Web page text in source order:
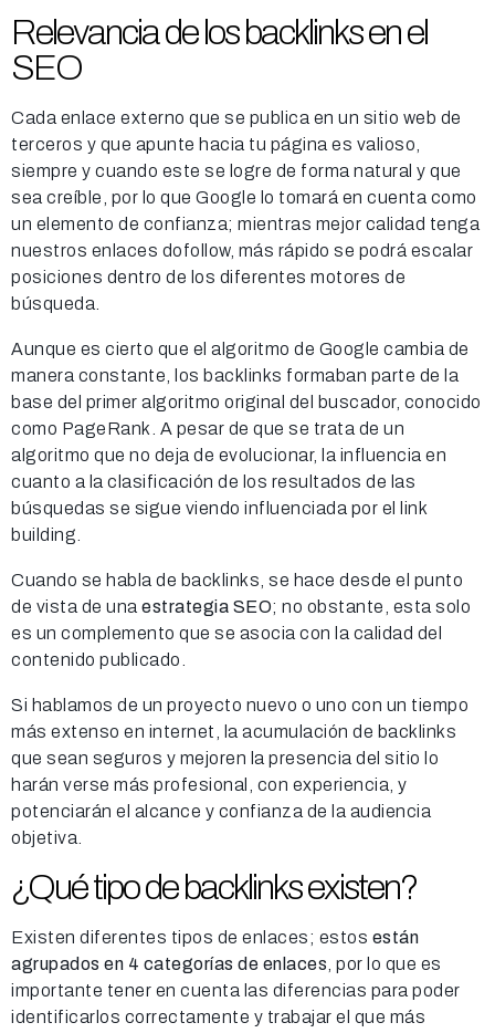
Relevancia de los backlinks en el
SEO
Cada enlace externo que se publica en un sitio web de
terceros y que apunte hacia tu página es valioso,
siempre y cuando este se logre de forma natural y que
sea creíble, por lo que Google lo tomará en cuenta como
un elemento de confianza; mientras mejor calidad tenga
nuestros enlaces dofollow, más rápido se podrá escalar
posiciones dentro de los diferentes motores de
búsqueda.
Aunque es cierto que el algoritmo de Google cambia de
manera constante, los backlinks formaban parte de la
base del primer algoritmo original del buscador, conocido
como PageRank. A pesar de que se trata de un
algoritmo que no deja de evolucionar, la influencia en
cuanto a la clasificación de los resultados de las
búsquedas se sigue viendo influenciada por el link
building.
Cuando se habla de backlinks, se hace desde el punto
de vista de una estrategia SEO; no obstante, esta solo
es un complemento que se asocia con la calidad del
contenido publicado.
Si hablamos de un proyecto nuevo o uno con un tiempo
más extenso en internet, la acumulación de backlinks
que sean seguros y mejoren la presencia del sitio lo
harán verse más profesional, con experiencia, y
potenciarán el alcance y confianza de la audiencia
objetiva.
¿Qué tipo de backlinks existen?
Existen diferentes tipos de enlaces; estos están
agrupados en 4 categorías de enlaces , por lo que es
importante tener en cuenta las diferencias para poder
identificarlos correctamente y trabajar el que más